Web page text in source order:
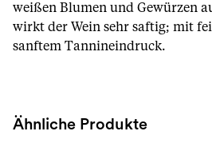
weißen Blumen und Gewürzen
wirkt der Wein sehr saftig; mit
sanftem Tannineindruck.
Ähnliche Produkte